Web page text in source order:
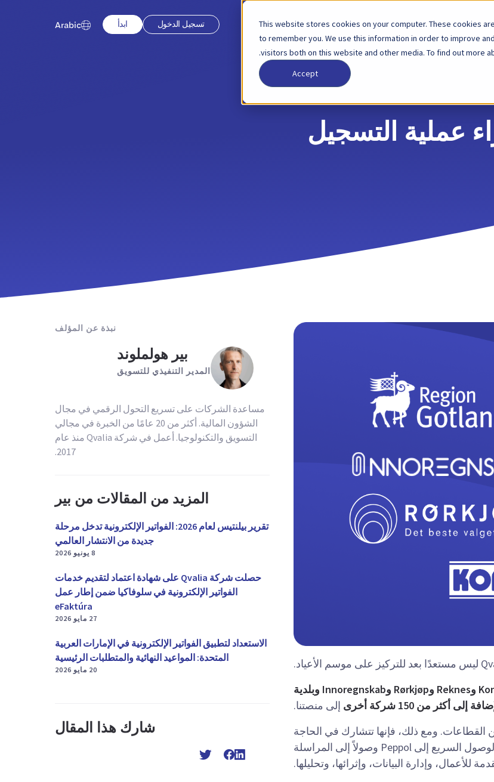
This website stores cookies on your computer. These cookies
to remember you. We use this information in order to improve
visitors both on this website and other media. To find out more
Accept
الشركاء الأسعار الشركة تسجيل الدخول ابدأ Arabic
عملية التسجيل
كل من Region Gotland وKontorab وReknes وRørkjøp وInnoregnskab وبلدية
إلى منصتنا.
القطاعات. ومع ذلك، فإنها تتشارك في الحاجة
إلى حلول فعالة لها أو لمستخدميها النهائيين — بدءًا من الوصول السريع إلى Peppol وصولاً إلى المراسلة
للأعمال، وإدارة البيانات، وإثرائها، وتحليلها.
نبذة عن المؤلف
بير هولملوند
المدير التنفيذي للتسويق
مساعدة الشركات على تسريع التحول الرقمي في مجال
الشؤون المالية. أكثر من 20 عامًا من الخبرة في مجالي
التسويق والتكنولوجيا. أعمل في شركة Qvalia منذ عام
2017.
المزيد من المقالات من بير
تقرير بيلنتيس لعام 2026: الفواتير الإلكترونية تدخل مرحلة
جديدة من الانتشار العالمي
8 يونيو 2026
حصلت شركة Qvalia على شهادة اعتماد لتقديم خدمات
الفواتير الإلكترونية في سلوفاكيا ضمن إطار عمل
eFaktúra
27 مايو 2026
الاستعداد لتطبيق الفواتير الإلكترونية في الإمارات العربية
المتحدة: المواعيد النهائية والمتطلبات الرئيسية
20 مايو 2026
شارك هذا المقال